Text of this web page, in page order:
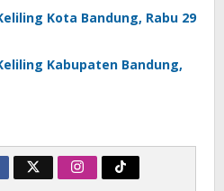
Kota Bandung, Rabu 29
Kabupaten Bandung,